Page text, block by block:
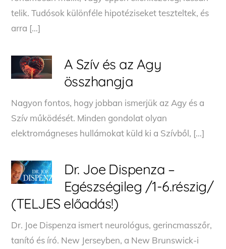
telik. Tudósok különféle hipotéziseket teszteltek, és
arra […]
A Szív és az Agy
összhangja
Nagyon fontos, hogy jobban ismerjük az Agy és a
Szív működését. Minden gondolat olyan
elektromágneses hullámokat küld ki a Szívből, […]
Dr. Joe Dispenza –
Egészségileg /1-6.részig/
(TELJES előadás!)
Dr. Joe Dispenza ismert neurológus, gerincmasszőr,
tanító és író. New Jerseyben, a New Brunswick-i